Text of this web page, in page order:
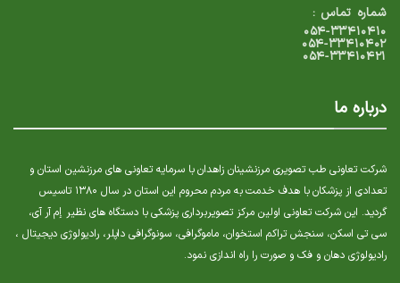
شماره تماس :
۰۵۴-۳۳۴۱۰۴۱۰
۰۵۴-۳۳۴۱۰۴۰۲
۰۵۴-۳۳۴۱۰۴۲۱
درباره ما
شرکت تعاونی طب تصویری مرزنشینان زاهدان با سرمایه تعاونی های مرزنشین استان و
تعدادی از پزشکان با هدف خدمت به مردم محروم این استان در سال ۱۳۸۰ تاسیس
گردید. این شرکت تعاونی اولین مرکز تصویربرداری پزشکی با دستگاه های نظیر إم آر آی،
سی تی اسکن، سنجش تراکم استخوان، ماموگرافی، سونوگرافی داپلر، رادیولوژی دیجیتال ،
رادیولوژی دهان و فک و صورت را راه اندازی نمود.